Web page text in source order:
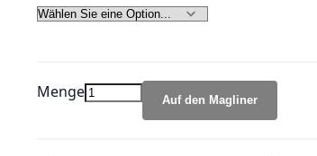
Menge Auf den Magliner